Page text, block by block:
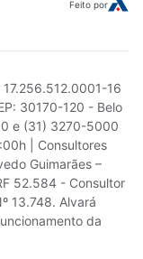
Feito por
16
30170-120 - Belo
e (31) 3270-5000
| Consultores
Guimarães –
52.584 - Consultor
13.748. Alvará
da